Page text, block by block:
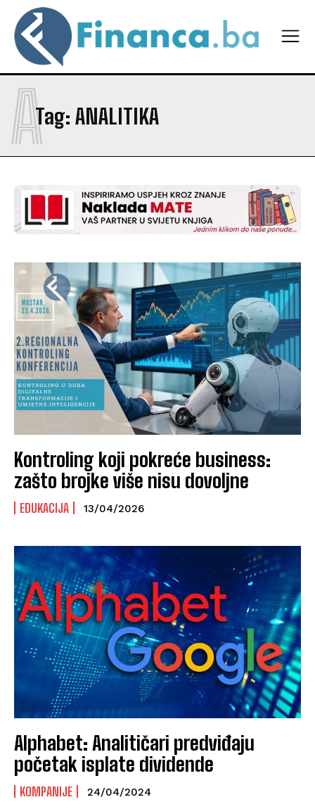
Tag: ANALITIKA
A
Kontroling koji pokreće business:
zašto brojke više nisu dovoljne
EDUKACIJA 13/04/2026
Alphabet: Analitičari predviđaju
početak isplate dividende
KOMPANIJE 24/04/2024